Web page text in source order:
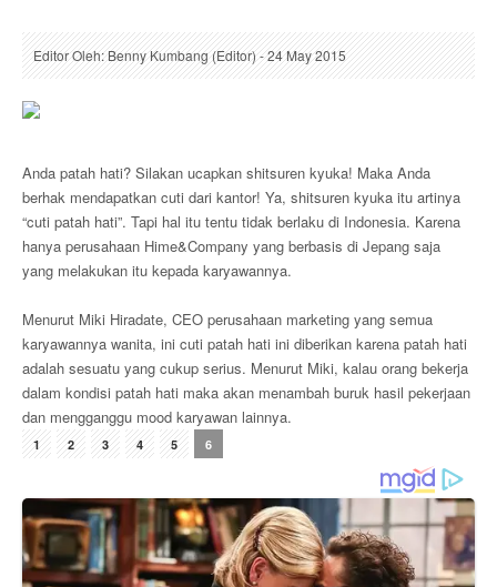
Editor Oleh: Benny Kumbang (Editor) - 24 May 2015
Anda patah hati? Silakan ucapkan shitsuren kyuka! Maka Anda
berhak mendapatkan cuti dari kantor! Ya, shitsuren kyuka itu artinya
“cuti patah hati”. Tapi hal itu tentu tidak berlaku di Indonesia. Karena
hanya perusahaan Hime&Company yang berbasis di Jepang saja
yang melakukan itu kepada karyawannya.
Menurut Miki Hiradate, CEO perusahaan marketing yang semua
karyawannya wanita, ini cuti patah hati ini diberikan karena patah hati
adalah sesuatu yang cukup serius. Menurut Miki, kalau orang bekerja
dalam kondisi patah hati maka akan menambah buruk hasil pekerjaan
dan mengganggu mood karyawan lainnya.
1 2 3 4 5 6